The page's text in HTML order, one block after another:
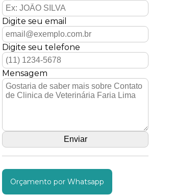
Digite seu email
Digite seu telefone
Mensagem
Orçamento por Whatsapp